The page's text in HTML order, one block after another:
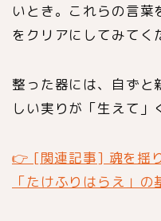
いとき。これらの言葉
をクリアにしてみてく
整った器には、自ずと
しい実りが「生えて」
👉 [関連記事] 魂を揺
「たけふりはらえ」の